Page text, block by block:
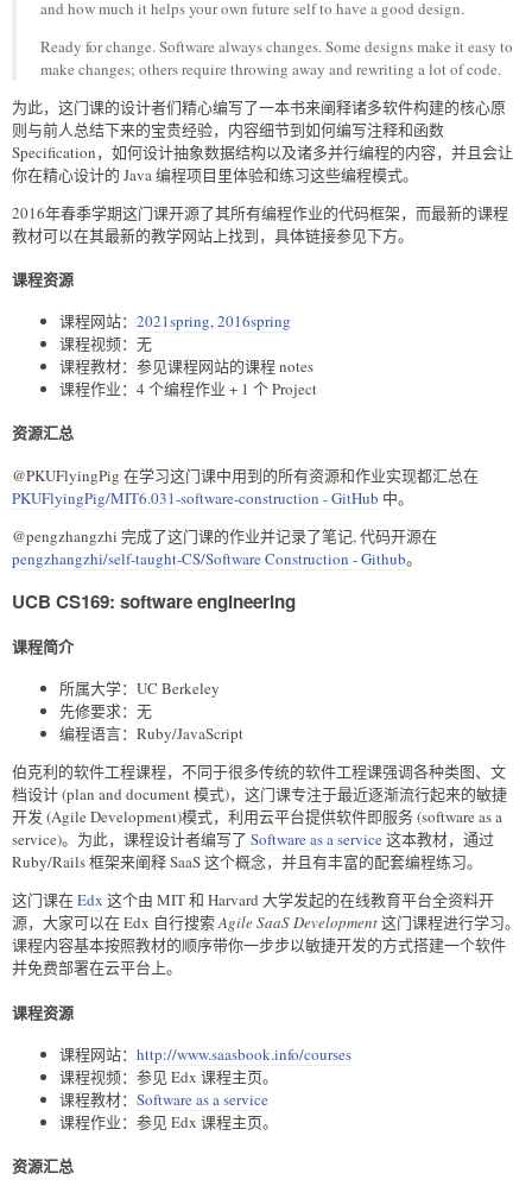
and how much it helps your own future self to have a good design.
Ready for change. Software always changes. Some designs make it easy to
make changes; others require throwing away and rewriting a lot of code.
为此，这门课的设计者们精心编写了一本书来阐释诸多软件构建的核心原
则与前人总结下来的宝贵经验，内容细节到如何编写注释和函数
Specification，如何设计抽象数据结构以及诸多并行编程的内容，并且会让
你在精心设计的 Java 编程项目里体验和练习这些编程模式。
2016年春季学期这门课开源了其所有编程作业的代码框架，而最新的课程
教材可以在其最新的教学网站上找到，具体链接参见下方。
课程资源
课程网站： 2021spring,2016spring
课程视频：无
课程教材：参见课程网站的课程 notes
课程作业：4 个编程作业 + 1 个 Project
资源汇总
@PKUFlyingPig 在学习这门课中用到的所有资源和作业实现都汇总在
PKUFlyingPig/MIT6.031-software-construction - GitHub 中。
@pengzhangzhi 完成了这门课的作业并记录了笔记, 代码开源在
pengzhangzhi/self-taught-CS/Software Construction - Github。
UCB CS169: software engineering
课程简介
所属大学：UC Berkeley
先修要求：无
编程语言：Ruby/JavaScript
伯克利的软件工程课程，不同于很多传统的软件工程课强调各种类图、文
档设计 (plan and document 模式)，这门课专注于最近逐渐流行起来的敏捷
开发 (Agile Development)模式，利用云平台提供软件即服务 (software as a
service)。为此，课程设计者编写了 Software as a service这本教材，通过
Ruby/Rails 框架来阐释 SaaS 这个概念，并且有丰富的配套编程练习。
这门课在Edx 这个由 MIT 和 Harvard 大学发起的在线教育平台全资料开
源，大家可以在 Edx 自行搜索Agile SaaS Development这门课程进行学习。
课程内容基本按照教材的顺序带你一步步以敏捷开发的方式搭建一个软件
并免费部署在云平台上。
课程资源
课程网站： http://www.saasbook.info/courses
课程视频：参见 Edx 课程主页。
课程教材： Software as a service
课程作业：参见 Edx 课程主页。
资源汇总